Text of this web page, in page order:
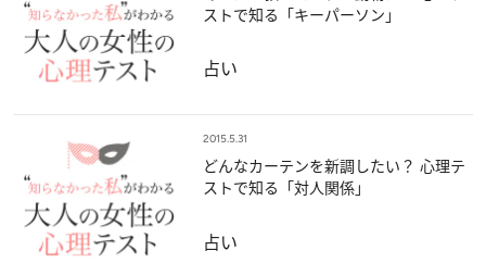
ストで知る「キーパーソン」
占い
2015.5.31
どんなカーテンを新調したい？ 心理テ
ストで知る「対人関係」
占い